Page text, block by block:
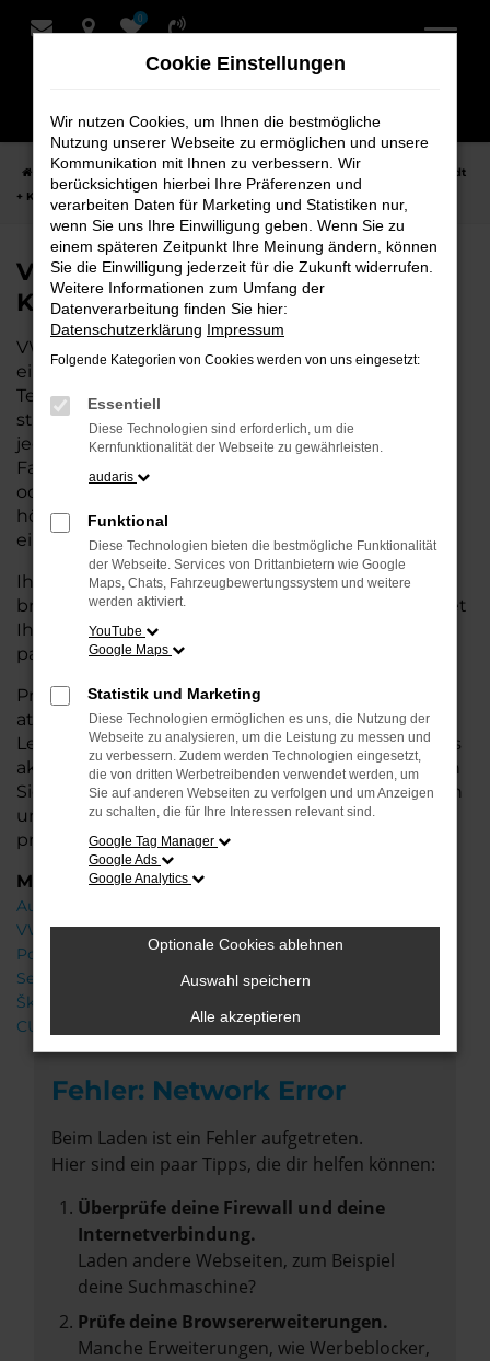
Zum
0
Startseite Achim VW VW ID.3
VW ID.3 Neuwagen bei Schmidt
+ Koch für Achim
VW ID.3 Neuwagen bei Schmidt +
Koch für Achim
VW ID.3 ist die perfekte Wahl für alle, die für Achim
einen Neuwagen suchen. Mit seiner modernen
Technik, seinem effizienten Antrieb und dem
stilvollen Design ist der ID.3 die ideale Lösung für
jeden, der ein zuverlässiges und komfortables
Fahrzeug möchte. Egal, ob für den Stadtverkehr
oder längere Fahrten – der ID.3 bietet Ihnen
höchsten Fahrkomfort, innovative Features und
eine herausragende Wirtschaftlichkeit.
Ihr VW Autohaus in Achim steht Ihnen mit einer
breiten Auswahl an Neuwagen zur Seite und bietet
Ihnen umfassende
passende Fahrzeug finden.
Profitieren Sie von zusätzlichen Services wie
attraktiven Finanzierungsmöglichkeiten,
Leasingangeboten und der Inzahlungnahme Ihres
aktuellen Fahrzeugs. Besuchen Sie uns und lassen
Sie sich von unseren Experten beraten – wir freuen
uns, Ihnen den perfekten Neuwagen zu
präsentieren!
Marken
Audi
VW
Porsche
Seat
Škoda
CUPRA
Fehler: Network Error
Beim Laden ist ein Fehler aufgetreten.
Hier sind ein paar Tipps, die dir helfen können:
Überprüfe deine Firewall und deine
Internetverbindung.
Laden andere Webseiten, zum Beispiel
deine Suchmaschine?
Prüfe deine Browsererweiterungen.
Manche Erweiterungen, wie Werbeblocker,
Cookie Einstellungen
Wir nutzen Cookies, um Ihnen die bestmögliche
Nutzung unserer Webseite zu ermöglichen und unsere
Kommunikation mit Ihnen zu verbessern. Wir
berücksichtigen hierbei Ihre Präferenzen und
verarbeiten Daten für Marketing und Statistiken nur,
wenn Sie uns Ihre Einwilligung geben. Wenn Sie zu
einem späteren Zeitpunkt Ihre Meinung ändern, können
Sie die Einwilligung jederzeit für die Zukunft widerrufen.
Weitere Informationen zum Umfang der
Datenverarbeitung finden Sie hier:
Datenschutzerklärung Impressum
Folgende Kategorien von Cookies werden von uns eingesetzt:
Essentiell
Diese Technologien sind erforderlich, um die
Kernfunktionalität der Webseite zu gewährleisten.
audaris
Funktional
Diese Technologien bieten die bestmögliche Funktionalität
der Webseite. Services von Drittanbietern wie Google
Maps, Chats, Fahrzeugbewertungssystem und weitere
werden aktiviert.
YouTube
Google Maps
Statistik und Marketing
Diese Technologien ermöglichen es uns, die Nutzung der
Webseite zu analysieren, um die Leistung zu messen und
zu verbessern. Zudem werden Technologien eingesetzt,
die von dritten Werbetreibenden verwendet werden, um
Sie auf anderen Webseiten zu verfolgen und um Anzeigen
zu schalten, die für Ihre Interessen relevant sind.
Google Tag Manager
Google Ads
Google Analytics
Optionale Cookies ablehnen
Auswahl speichern
Alle akzeptieren